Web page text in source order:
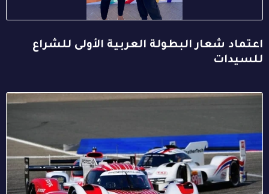
اعتماد شعار البطولة العربية الأولى للشراع
للسيدات